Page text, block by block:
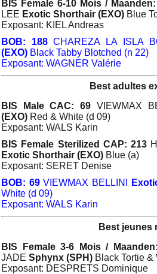
BIS Female 6-10 Mois /
LEE Exotic Shorthair (EXO) Blue
Exposant: KIEL Andreas
BOB: 188CHAREZA LA ISLA
(EXO) Black Tabby Blotched (n 22)
Exposant: WAGNER Valérie
Best adultes
BIS Male CAC: 69 VIEWMAX
(EXO) Red & White (d 09)
Exposant: WALS Karin
BIS Female Sterilized CAP: 213
Exotic Shorthair (EXO) Blue (a)
Exposant: SERET Denise
BOB: 69VIEWMAX BELLINI
White (d 09)
Exposant: WALS Karin
Best jeunes
BIS Female 3-6 Mois /
JADE Sphynx (SPH) Black Tortie &
Exposant: DESPRETS Dominique